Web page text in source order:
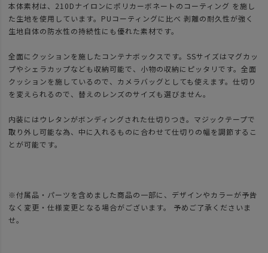
本体素材は、210Dナイロンにポリカーボネートのコーティング を施し
た生地を使用しています。PUコーティングに比べ 剥離の耐久性が強く
生地自体の防水性の持続性にも優れた素材です。
全面にクッションを施したコンテナボックスです。SSサイズはマグカッ
プやシェラカップなども収納可能で、小物の収納にピッタリです。全面
クッションを施しているので、カメラバッグとしても使えます。仕切り
を変えられるので、替えのレンズのサイズも選びません。
内装にはウレタンがボンディングされた仕切りつき。マジックテープで
取り外し可能な為、中に入れるものに合わせて仕切りの幅を調節するこ
とが可能です。
※付属品・パーツを含めました商品の一部に、デザインやカラーが予告
なく変更・仕様変更となる場合がございます。 予めご了承くださいま
せ。